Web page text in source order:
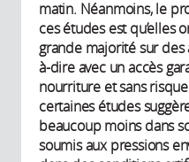
matin. Néanmoins, le
ces études est qu’elles
grande majorité sur des
à-dire avec un accès
nourriture et sans
certaines études
beaucoup moins dans
soumis aux pressions